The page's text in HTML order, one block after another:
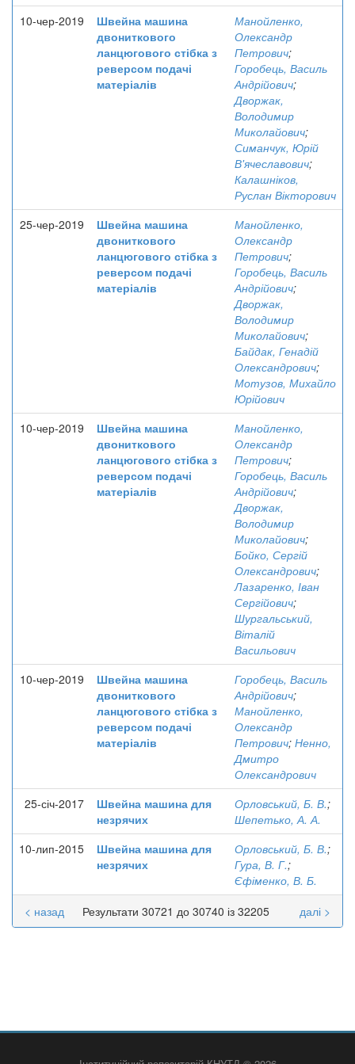
10-чер-2019
Швейна машина
двониткового
ланцюгового стібка з
реверсом подачі
матеріалів
Манойленко,
Олександр
Петрович;
Горобець, Василь
Андрійович;
Дворжак,
Володимир
Миколайович;
Симанчук, Юрій
В'ячеславович;
Калашніков,
Руслан Вікторович
25-чер-2019
Швейна машина
двониткового
ланцюгового стібка з
реверсом подачі
матеріалів
Манойленко,
Олександр
Петрович;
Горобець, Василь
Андрійович;
Дворжак,
Володимир
Миколайович;
Байдак, Генадій
Олександрович;
Мотузов, Михайло
Юрійович
10-чер-2019
Швейна машина
двониткового
ланцюгового стібка з
реверсом подачі
матеріалів
Манойленко,
Олександр
Петрович;
Горобець, Василь
Андрійович;
Дворжак,
Володимир
Миколайович;
Бойко, Сергій
Олександрович;
Лазаренко, Іван
Сергійович;
Шургальський,
Віталій
Васильович
10-чер-2019
Швейна машина
двониткового
ланцюгового стібка з
реверсом подачі
матеріалів
Горобець, Василь
Андрійович;
Манойленко,
Олександр
Петрович; Ненно,
Дмитро
Олександрович
25-січ-2017
Швейна машина для
незрячих
Орловський, Б. В.;
Шепетько, А. А.
10-лип-2015
Швейна машина для
незрячих
Орловський, Б. В.;
Гура, В. Г.;
Єфіменко, В. Б.
Результати 30721 до 30740 із 32205
< назад далі >